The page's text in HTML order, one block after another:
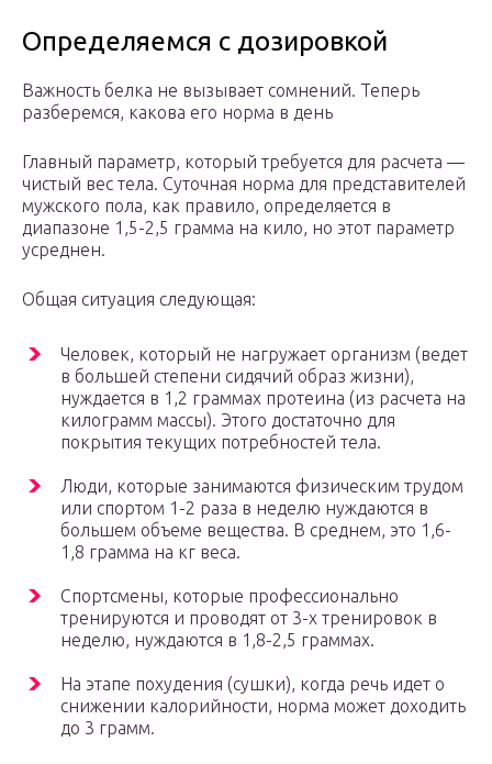
Определяемся с дозировкой
Важность белка не вызывает сомнений. Теперь
разберемся, какова его норма в день
Главный параметр, который требуется для расчета —
чистый вес тела. Суточная норма для представителей
мужского пола, как правило, определяется в
диапазоне 1,5-2,5 грамма на кило, но этот параметр
усреднен.
Общая ситуация следующая:
Человек, который не нагружает организм (ведет
в большей степени сидячий образ жизни),
нуждается в 1,2 граммах протеина (из расчета на
килограмм массы). Этого достаточно для
покрытия текущих потребностей тела.
Люди, которые занимаются физическим трудом
или спортом 1-2 раза в неделю нуждаются в
большем объеме вещества. В среднем, это 1,6-
1,8 грамма на кг веса.
Спортсмены, которые профессионально
тренируются и проводят от 3-х тренировок в
неделю, нуждаются в 1,8-2,5 граммах.
На этапе похудения (сушки), когда речь идет о
снижении калорийности, норма может доходить
до 3 грамм.